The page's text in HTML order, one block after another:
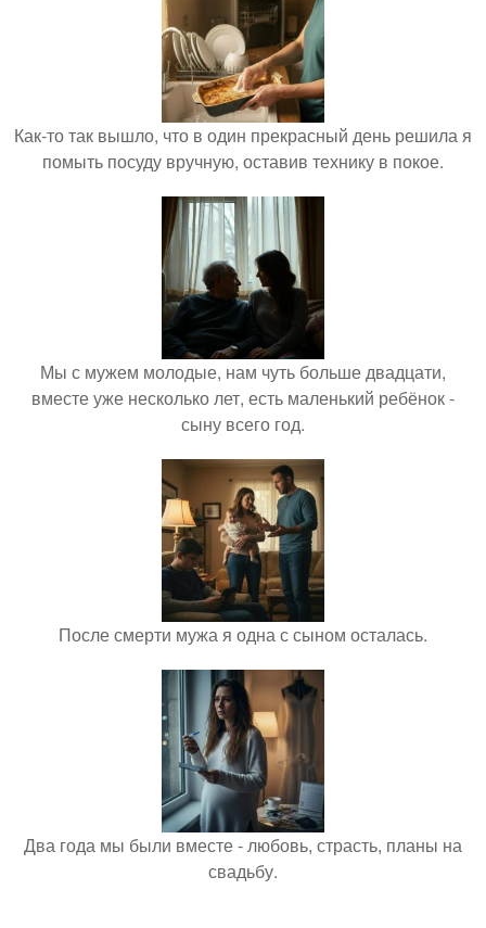
Как-то так вышло, что в один прекрасный день решила я
помыть посуду вручную, оставив технику в покое.
Мы с мужем молодые, нам чуть больше двадцати,
вместе уже несколько лет, есть маленький ребёнок -
сыну всего год.
После смерти мужа я одна с сыном осталась.
Два года мы были вместе - любовь, страсть, планы на
свадьбу.